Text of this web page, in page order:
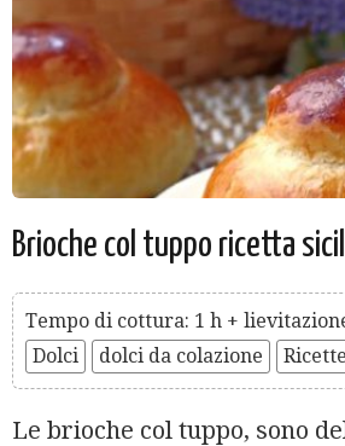
Brioche col tuppo ricetta
Tempo di cottura: 1 h +
Dolci
dolci da colazione Ricette
Le brioche col tuppo, sono